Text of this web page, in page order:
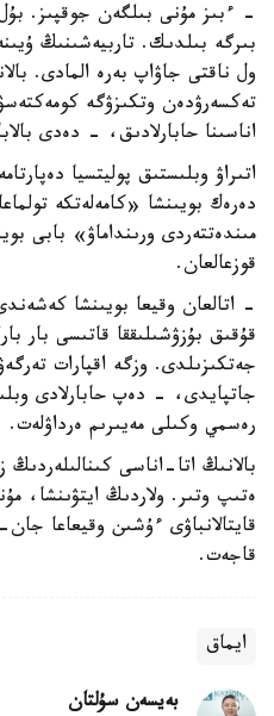
- ءبىز مۇنى بىلگەن جوقپىز.
بىرگە بىلدىك. تاربيەشىنىڭ
ول ناقتى جاۋاپ بەرە المادى.
تەكسەرۋدەن وتكىزۋگە
اناسىنا حابارلادىق، - دەدى
اتىراۋ وبلىستىق پوليتسيا
دەرەك بويىنشا «كامەلەتكە
مىندەتتەردى ورىنداماۋ» بابى
قوزعالعان.
- اتالعان وقيعا بويىنشا
قۇقىق بۇزۋشىلىققا قاتىسى بار
جەتكىزىلدى. وزگە اقپارات
جاتپايدى، - دەپ حابارلادى
رەسمي وكىلى مەيىرىم ەرداۋلەت.
بالانىڭ اتا-اناسى
ەتىپ وتىر. ولاردىڭ ايتۋىنشا،
قايتالانباۋى ءۇشىن وقيعاعا
قاجەت.
ايماق
بەيسەن سۇلتان